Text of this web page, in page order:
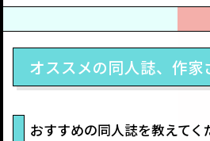
オススメの同人誌、作家
おすすめの同人誌を教えてく